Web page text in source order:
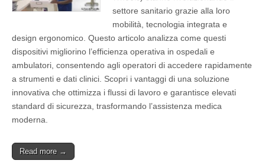
settore sanitario grazie alla loro
mobilità, tecnologia integrata e
design ergonomico. Questo articolo analizza come questi
dispositivi migliorino l’efficienza operativa in ospedali e
ambulatori, consentendo agli operatori di accedere rapidamente
a strumenti e dati clinici. Scopri i vantaggi di una soluzione
innovativa che ottimizza i flussi di lavoro e garantisce elevati
standard di sicurezza, trasformando l’assistenza medica
moderna.
Read more →